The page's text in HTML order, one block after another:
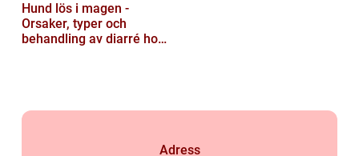
Hund lös i magen -
Orsaker, typer och
behandling av diarré hos
Adress